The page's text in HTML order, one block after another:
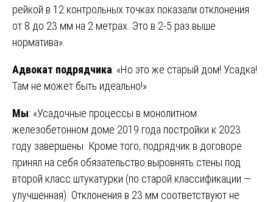
рейкой в 12 контрольных точках показали отклонения
от 8 до 23 мм на 2 метрах. Это в 2-5 раз выше
норматива».
Адвокат подрядчика: «Но это же старый дом! Усадка!
Там не может быть идеально!»
Мы: «Усадочные процессы в монолитном
железобетонном доме 2019 года постройки к 2023
году завершены. Кроме того, подрядчик в договоре
принял на себя обязательство выровнять стены под
второй класс штукатурки (по старой классификации —
улучшенная). Отклонения в 23 мм соответствуют не